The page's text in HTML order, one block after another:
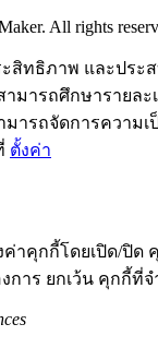
All rights
สิทธิภาพ และประ
มารถศึกษารายละ
มารถจัดการความเ
ตั้งค่า
าคุกกี้โดยเปิด/ปิด
การ ยกเว้น คุกกี้ที่จ